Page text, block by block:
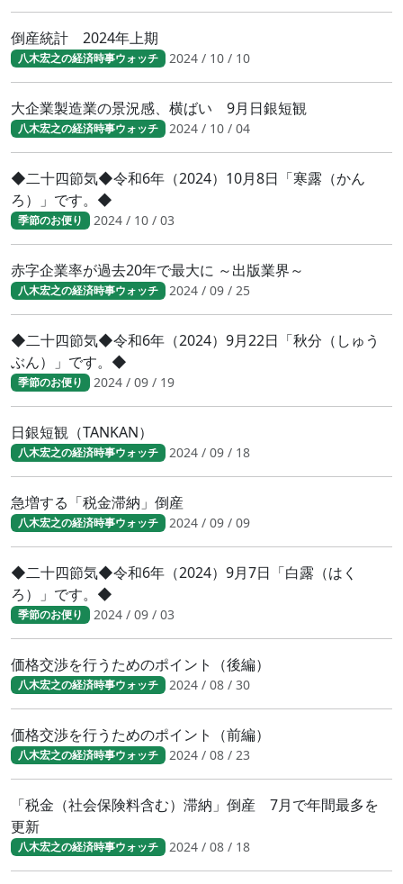
倒産統計 2024年上期
八木宏之の経済時事ウォッチ 2024 / 10 / 10
大企業製造業の景況感、横ばい 9月日銀短観
八木宏之の経済時事ウォッチ 2024 / 10 / 04
◆二十四節気◆令和6年（2024）10月8日「寒露（かん
ろ）」です。◆
季節のお便り 2024 / 10 / 03
赤字企業率が過去20年で最大に ～出版業界～
八木宏之の経済時事ウォッチ 2024 / 09 / 25
◆二十四節気◆令和6年（2024）9月22日「秋分（しゅう
ぶん）」です。◆
季節のお便り 2024 / 09 / 19
日銀短観（TANKAN）
八木宏之の経済時事ウォッチ 2024 / 09 / 18
急増する「税金滞納」倒産
八木宏之の経済時事ウォッチ 2024 / 09 / 09
◆二十四節気◆令和6年（2024）9月7日「白露（はく
ろ）」です。◆
季節のお便り 2024 / 09 / 03
価格交渉を行うためのポイント（後編）
八木宏之の経済時事ウォッチ 2024 / 08 / 30
価格交渉を行うためのポイント（前編）
八木宏之の経済時事ウォッチ 2024 / 08 / 23
「税金（社会保険料含む）滞納」倒産 7月で年間最多を
更新
八木宏之の経済時事ウォッチ 2024 / 08 / 18